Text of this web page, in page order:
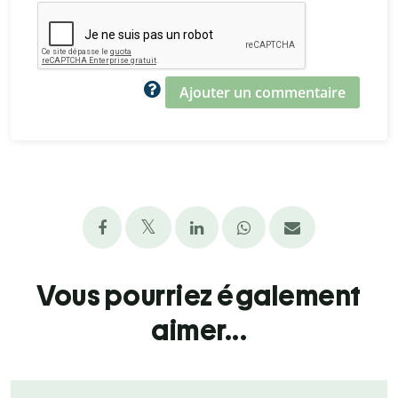
Ajouter un commentaire
Vous pourriez également
aimer...